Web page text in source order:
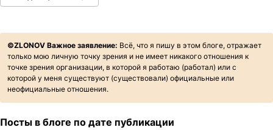
НАПИСАТЬ
©ZLONOV Важное заявление: Всё, что я пишу в этом блоге, отражает
только мою личную точку зрения и не имеет никакого отношения к
точке зрения организации, в которой я работаю (работал) или с
которой у меня существуют (существовали) официальные или
неофициальные отношения.
Посты в блоге по дате публикации